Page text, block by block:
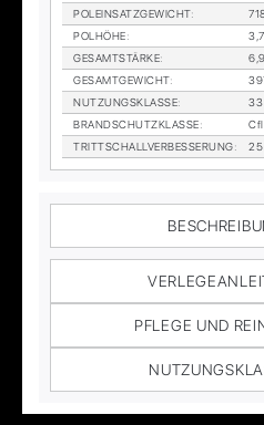
POL­EIN­SATZ­GE­WICHT:
POL­HÖ­HE:
3,7
GE­SAMT­STÄR­KE:
6,9
GE­SAMT­GE­WICHT:
NUT­ZUNGS­KLAS­SE:
33
BRAND­SCHUTZ­KLAS­SE:
TRITT­SCHALL­VER­BES­SE­RUNG: 25
PFLEGE UND